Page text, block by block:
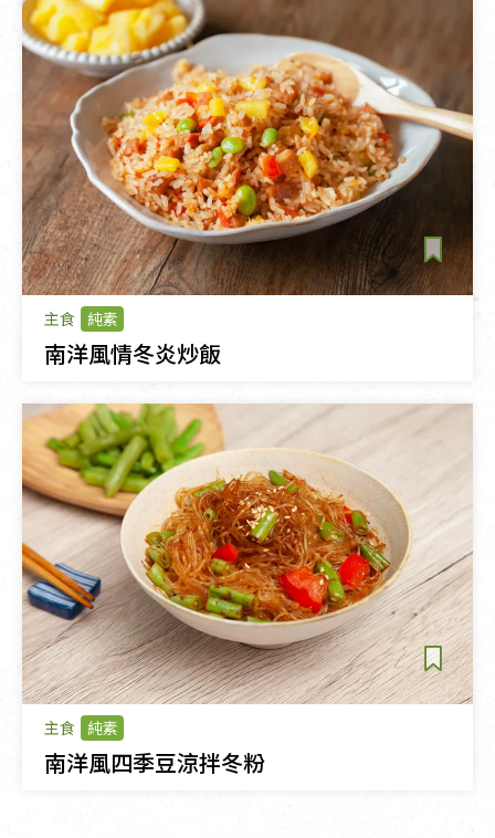
主食 純素
南洋風情冬炎炒飯
主食 純素
南洋風四季豆涼拌冬粉